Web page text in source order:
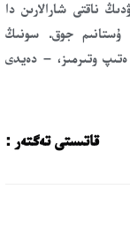
ناقتى شارالارىن دا
ۇستانىم جوق. سونىڭ
وتىرمىز، – دەيدى
قاتىستى تەگتەر :